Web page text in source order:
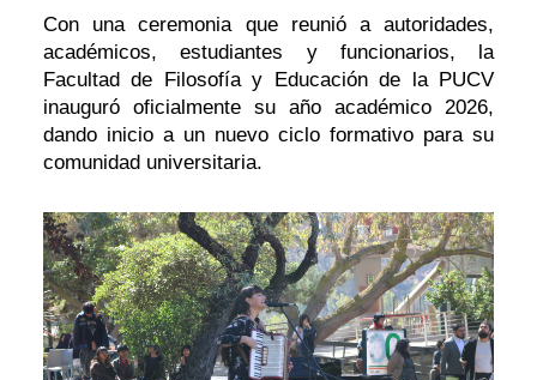
Reportes
Con una ceremonia que reunió a autoridades,
académicos, estudiantes y funcionarios, la
Facultad de Filosofía y Educación de la PUCV
inauguró oficialmente su año académico 2026,
dando inicio a un nuevo ciclo formativo para su
comunidad universitaria.